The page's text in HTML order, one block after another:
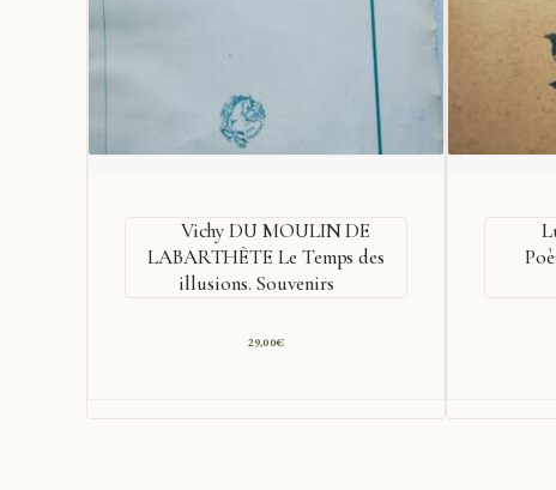
Vichy DU MOULIN DE
LABARTHÈTE Le Temps des
illusions. Souvenirs
29,00€